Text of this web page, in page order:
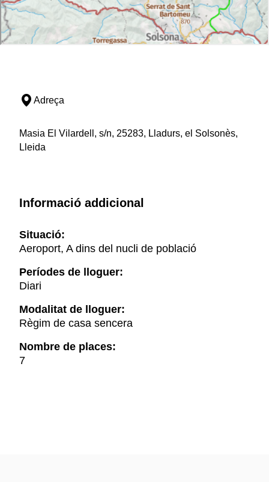
Adreça
Masia El Vilardell, s/n, 25283, Lladurs, el Solsonès,
Lleida
Informació addicional
Situació:
Aeroport, A dins del nucli de població
Períodes de lloguer:
Diari
Modalitat de lloguer:
Règim de casa sencera
Nombre de places:
7